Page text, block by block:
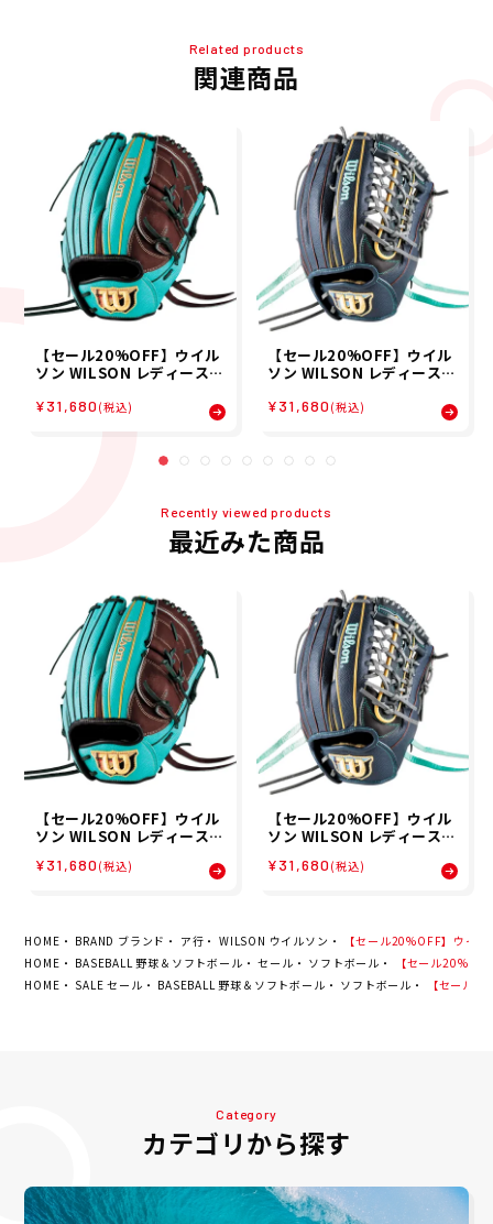
Related products
関連商品
【セール20%OFF】ウイル
ソン WILSON レディース
N QUEEN DUAL 投手用 S1
グラブ WBW104486 26SP
¥31,680 (税込)
【セール20%OFF】ウイル
ソン WILSON レディース
N QUEEN DUAL ユーティ
リティ用 95 グラブ WBW1
¥31,680 (税込)
Recently viewed products
最近みた商品
【セール20%OFF】ウイル
ソン WILSON レディース
N QUEEN DUAL 投手用 S1
¥31,680 (税込)
【セール20%OFF】ウイル
ソン WILSON レディース
N QUEEN DUAL ユーティ
¥31,680 (税込)
HOME BRAND ブランド ア行 WILSON ウイルソン
【セール20%OFF】ウイ
HOME
BASEBALL 野球＆ソフトボール セール ソフトボール
【セール
HOME
SALE セール BASEBALL 野球＆ソフトボール ソフトボール 【セール
Category
カテゴリから探す